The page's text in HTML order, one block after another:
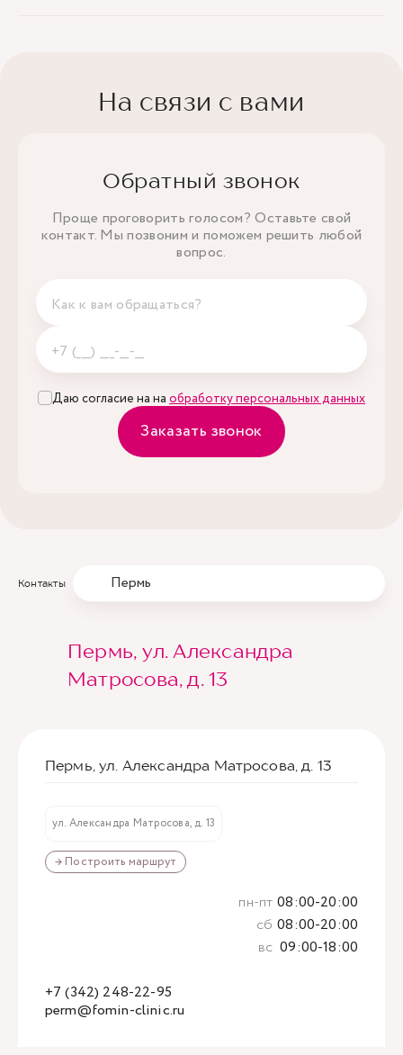
На связи с вами
Обратный звонок
Проще проговорить голосом? Оставьте свой
контакт. Мы позвоним и поможем решить любой
вопрос.
Даю согласие на на обработку персональных данных
Заказать звонок
Контакты Пермь
Пермь, ул. Александра
Матросова, д. 13
Пермь, ул. Александра Матросова, д. 13
ул. Александра Матросова, д. 13
→ Построить маршрут
perm@fomin-clinic.ru
+7 (342) 248-22-95
пн-пт 08:00-20:00
сб 08:00-20:00
вс 09:00-18:00